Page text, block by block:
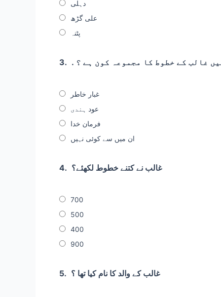
دہلی
علی گڑھ
پٹنہ
3. غالب کے خطوط کا مجموعہ کون ہے ؟
غبار خاطر
عود ہندی
فرمان خدا
ان میں سے کوئی نہیں
4. غالب نے کتنے خطوط لکھئے؟
700
500
400
900
5. غالب کے والد کا نام کیا تھا ؟